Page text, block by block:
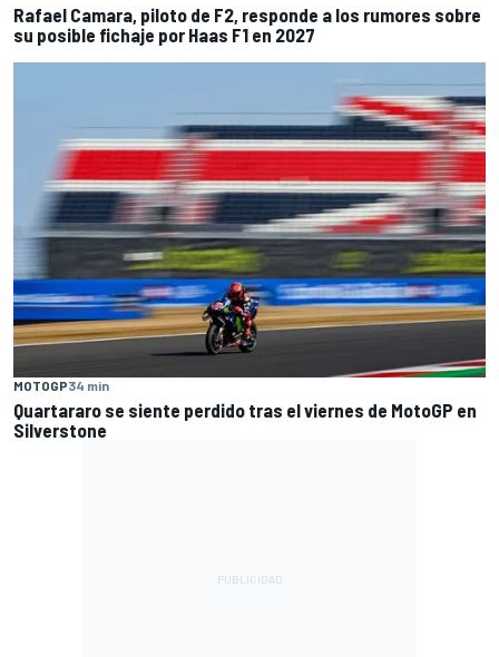
Rafael Camara, piloto de F2, responde a los rumores sobre
su posible fichaje por Haas F1 en 2027
MOTOGP34 min
Quartararo se siente perdido tras el viernes de MotoGP en
Silverstone